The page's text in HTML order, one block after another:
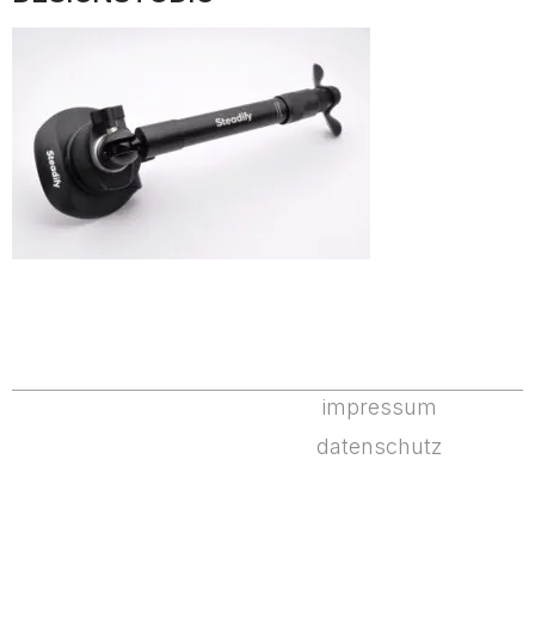
impressum
datenschutz